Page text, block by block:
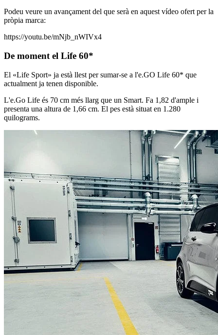
Podeu veure un avançament del que serà en aquest vídeo ofert per la
pròpia marca:
https://youtu.be/mNjb_nWIVx4
De moment el Life 60*
El «Life Sport» ja està llest per sumar-se a l'e.GO Life 60* que
actualment ja tenen disponible.
L'e.Go Life és 70 cm més llarg que un Smart. Fa 1,82 d'ample i
presenta una altura de 1,66 cm. El pes està situat en 1.280
quilograms.